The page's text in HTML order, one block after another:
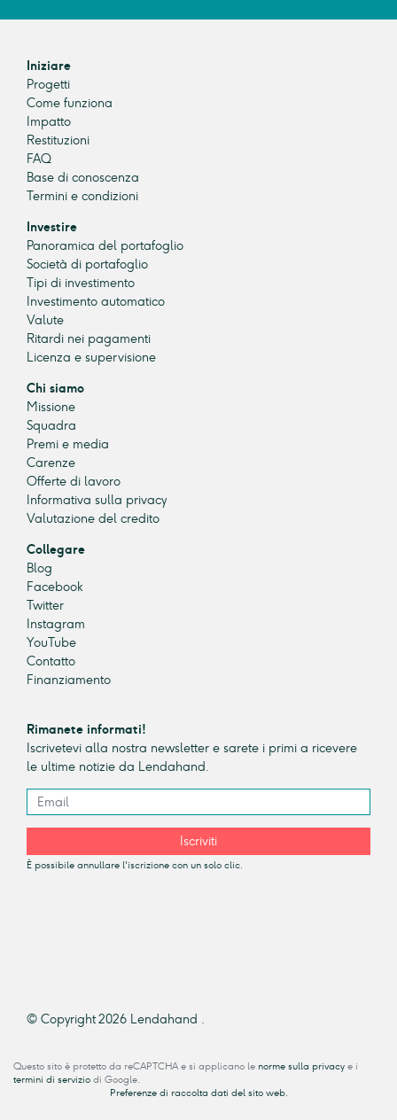
Iniziare
Progetti
Come funziona
Impatto
Restituzioni
FAQ
Base di conoscenza
Termini e condizioni
Investire
Panoramica del portafoglio
Società di portafoglio
Tipi di investimento
Investimento automatico
Valute
Ritardi nei pagamenti
Licenza e supervisione
Chi siamo
Missione
Squadra
Premi e media
Carenze
Offerte di lavoro
Informativa sulla privacy
Valutazione del credito
Collegare
Blog
Facebook
Twitter
Instagram
YouTube
Contatto
Finanziamento
Rimanete informati!
Iscrivetevi alla nostra newsletter e sarete i primi a ricevere
le ultime notizie da Lendahand.
Iscriviti
È possibile annullare l'iscrizione con un solo clic.
© Copyright 2026 Lendahand .
Questo sito è protetto da reCAPTCHA e si applicano le norme sulla privacy e i
termini di servizio di Google.
Preferenze di raccolta dati del sito web.